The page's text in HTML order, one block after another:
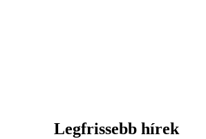
Legfrissebb hírek